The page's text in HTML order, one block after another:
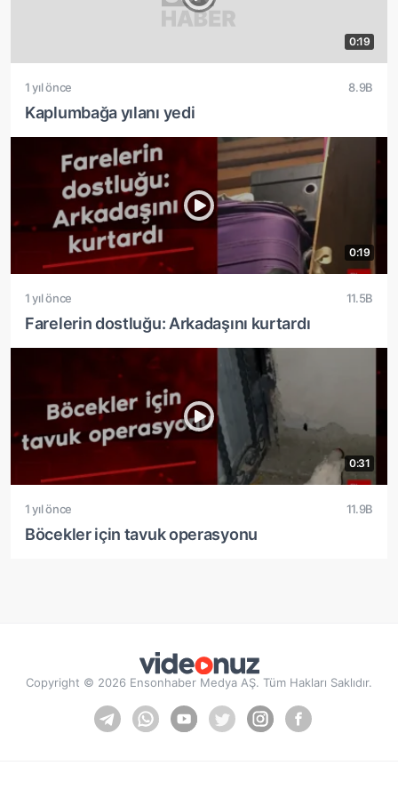
0:19
1 yıl önce 8.9B
Kaplumbağa yılanı yedi
0:19
1 yıl önce 11.5B
Farelerin dostluğu: Arkadaşını kurtardı
0:31
1 yıl önce 11.9B
Böcekler için tavuk operasyonu
Copyright © 2026 Ensonhaber Medya AŞ. Tüm Hakları Saklıdır.